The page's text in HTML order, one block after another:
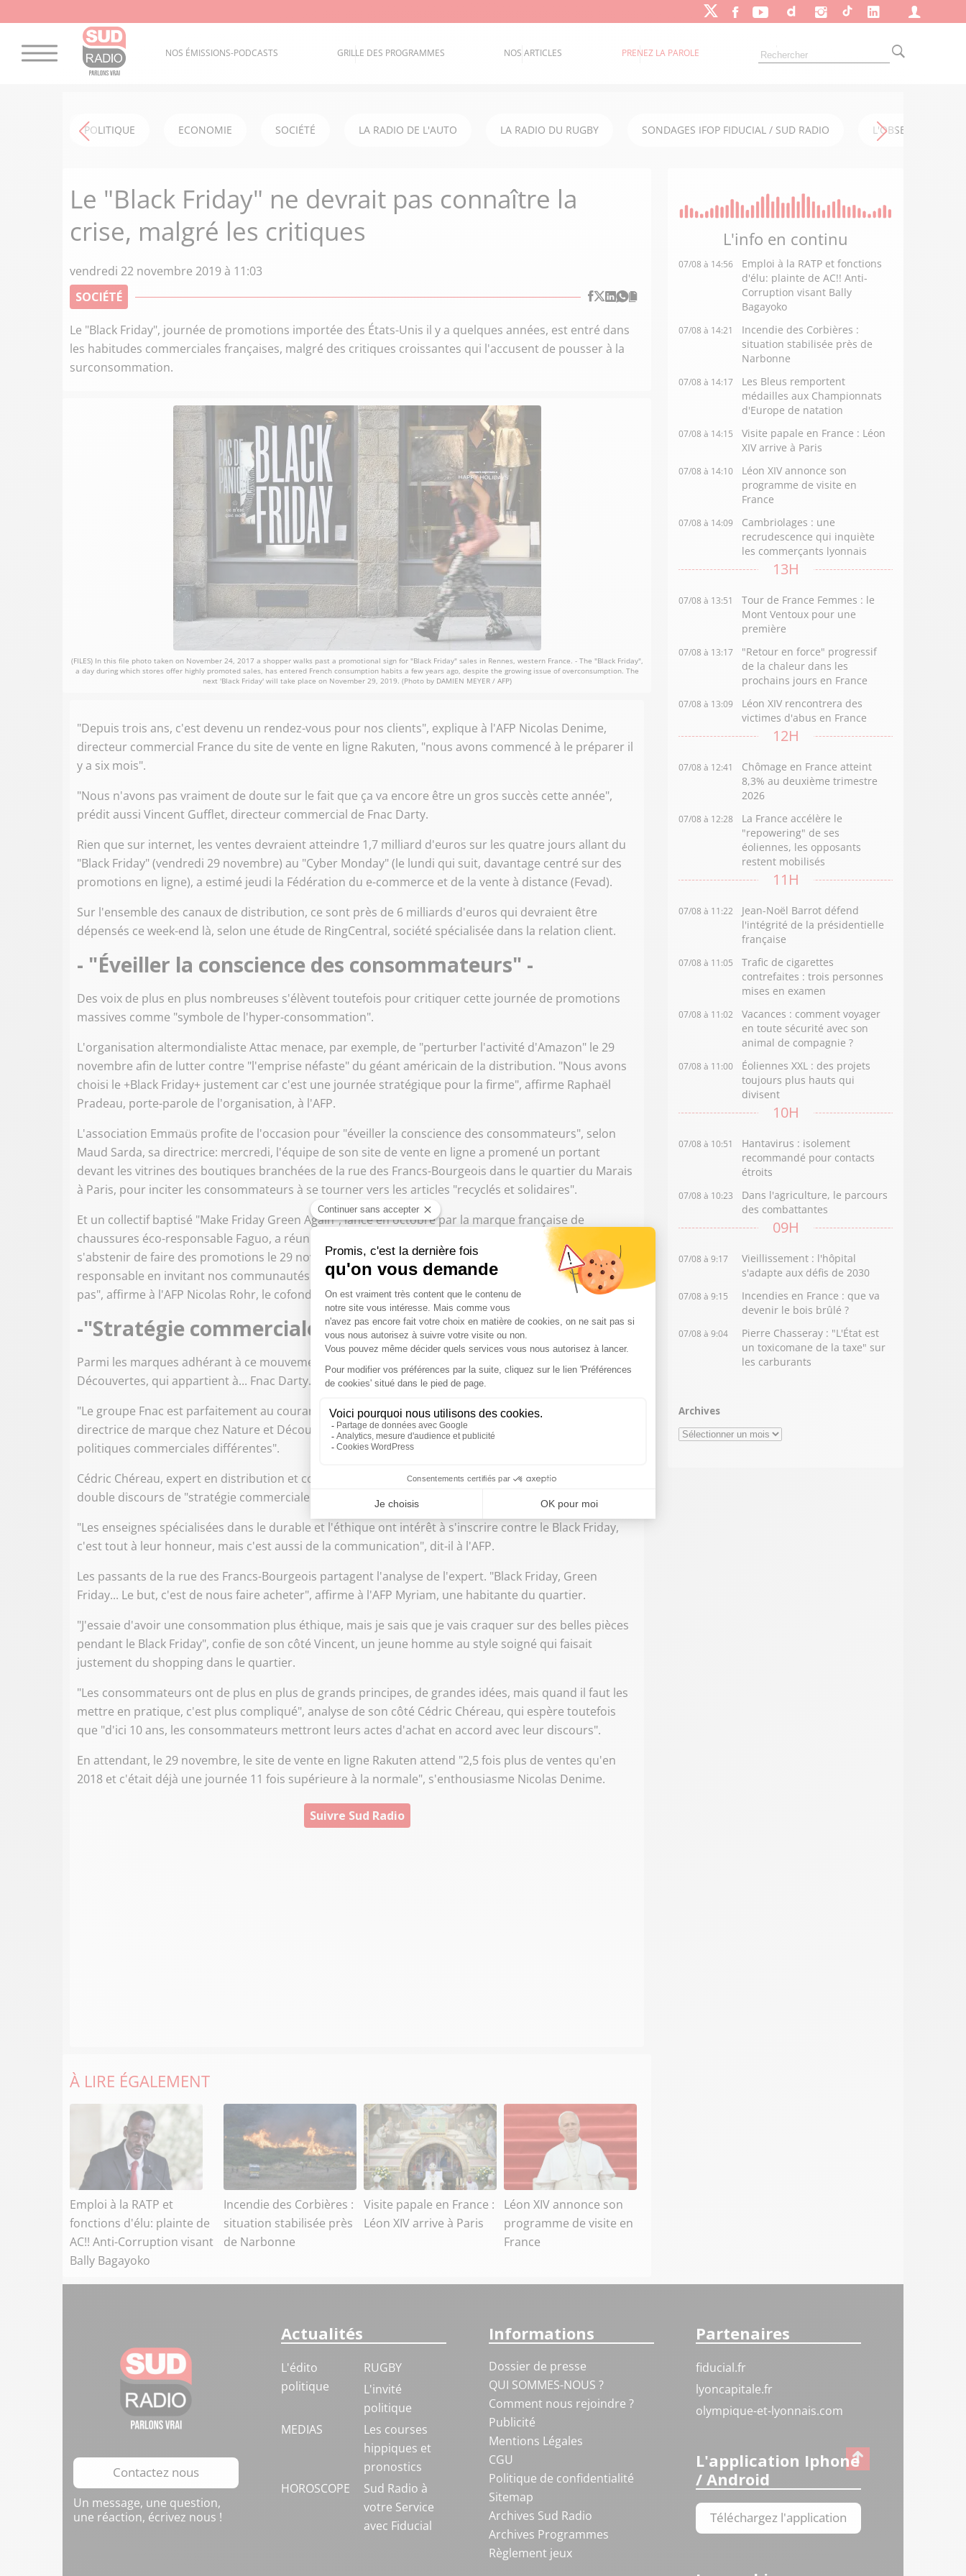
NOS ÉMISSIONS-PODCASTS GRILLE DES PROGRAMMES NOS ARTICLES PRENEZ LA PAROLE
POLITIQUE ECONOMIE SOCIÉTÉ LA RADIO DE L'AUTO LA RADIO DU RUGBY SONDAGES IFOP FIDUCIAL / SUD RADIO L'OBSERVATOIRE
Le "Black Friday" ne devrait pas connaître la
crise, malgré les critiques
vendredi 22 novembre 2019 à 11:03
SOCIÉTÉ
Le "Black Friday", journée de promotions importée des États-Unis il y a quelques années, est entré dans
les habitudes commerciales françaises, malgré des critiques croissantes qui l'accusent de pousser à la
surconsommation.
(FILES) In this file photo taken on November 24, 2017 a shopper walks past a promotional sign for "Black Friday" sales in Rennes, western France. - The "Black Friday",
a day during which stores offer highly promoted sales, has entered French consumption habits a few years ago, despite the growing issue of overconsumption. The
next 'Black Friday' will take place on November 29, 2019. (Photo by DAMIEN MEYER / AFP)
"Depuis trois ans, c'est devenu un rendez-vous pour nos clients", explique à l'AFP Nicolas Denime,
directeur commercial France du site de vente en ligne Rakuten, "nous avons commencé à le préparer il
y a six mois".
"Nous n'avons pas vraiment de doute sur le fait que ça va encore être un gros succès cette année",
prédit aussi Vincent Gufflet, directeur commercial de Fnac Darty.
Rien que sur internet, les ventes devraient atteindre 1,7 milliard d'euros sur les quatre jours allant du
"Black Friday" (vendredi 29 novembre) au "Cyber Monday" (le lundi qui suit, davantage centré sur des
promotions en ligne), a estimé jeudi la Fédération du e-commerce et de la vente à distance (Fevad).
Sur l'ensemble des canaux de distribution, ce sont près de 6 milliards d'euros qui devraient être
dépensés ce week-end là, selon une étude de RingCentral, société spécialisée dans la relation client.
- "Éveiller la conscience des consommateurs" -
Des voix de plus en plus nombreuses s'élèvent toutefois pour critiquer cette journée de promotions
massives comme "symbole de l'hyper-consommation".
L'organisation altermondialiste Attac menace, par exemple, de "perturber l'activité d'Amazon" le 29
novembre afin de lutter contre "l'emprise néfaste" du géant américain de la distribution. "Nous avons
choisi le +Black Friday+ justement car c'est une journée stratégique pour la firme", affirme Raphaël
Pradeau, porte-parole de l'organisation, à l'AFP.
L'association Emmaüs profite de l'occasion pour "éveiller la conscience des consommateurs", selon
Maud Sarda, sa directrice: mercredi, l'équipe de son site de vente en ligne a promené un portant
devant les vitrines des boutiques branchées de la rue des Francs-Bourgeois dans le quartier du Marais
à Paris, pour inciter les consommateurs à se tourner vers les articles "recyclés et solidaires".
Et un collectif baptisé "Make Friday Green Again", lancé en octobre par la marque française de
chaussures éco-responsable Faguo, a réuni plus de 500 marques, majoritairement françaises, qui vont
s'abstenir de faire des promotions le 29 novembre "pour mettre en valeur une consommation plus
responsable en invitant nos communautés à réparer, donner et revendre les produits qu'ils n'utilisent
pas", affirme à l'AFP Nicolas Rohr, le cofondateur de Faguo.
-"Stratégie commerciale"-
Parmi les marques adhérant à ce mouvement, on trouve de grandes enseignes telles que Nature et
Découvertes, qui appartient à... Fnac Darty.
"Le groupe Fnac est parfaitement au courant de notre démarche", assure à l'AFP Fanny Auger,
directrice de marque chez Nature et Découvertes, évoquant "deux belles enseignes qui ont des
politiques commerciales différentes".
Cédric Chéreau, expert en distribution et co-fondateur de la start-up UntieNots, qualifie plutôt ce
double discours de "stratégie commerciale".
"Les enseignes spécialisées dans le durable et l'éthique ont intérêt à s'inscrire contre le Black Friday,
c'est tout à leur honneur, mais c'est aussi de la communication", dit-il à l'AFP.
Les passants de la rue des Francs-Bourgeois partagent l'analyse de l'expert. "Black Friday, Green
Friday... Le but, c'est de nous faire acheter", affirme à l'AFP Myriam, une habitante du quartier.
"J'essaie d'avoir une consommation plus éthique, mais je sais que je vais craquer sur des belles pièces
pendant le Black Friday", confie de son côté Vincent, un jeune homme au style soigné qui faisait
justement du shopping dans le quartier.
"Les consommateurs ont de plus en plus de grands principes, de grandes idées, mais quand il faut les
mettre en pratique, c'est plus compliqué", analyse de son côté Cédric Chéreau, qui espère toutefois
que "d'ici 10 ans, les consommateurs mettront leurs actes d'achat en accord avec leur discours".
En attendant, le 29 novembre, le site de vente en ligne Rakuten attend "2,5 fois plus de ventes qu'en
2018 et c'était déjà une journée 11 fois supérieure à la normale", s'enthousiasme Nicolas Denime.
Suivre Sud Radio
À LIRE ÉGALEMENT
Emploi à la RATP et
fonctions d'élu: plainte de
AC!! Anti-Corruption visant
Bally Bagayoko
Incendie des Corbières :
situation stabilisée près
de Narbonne
Visite papale en France :
Léon XIV arrive à Paris
Léon XIV annonce son
programme de visite en
France
L'info en continu
07/08 à 14:56
Emploi à la RATP et fonctions
d'élu: plainte de AC!! Anti-
Corruption visant Bally
Bagayoko
07/08 à 14:21
Incendie des Corbières :
situation stabilisée près de
Narbonne
07/08 à 14:17
Les Bleus remportent
médailles aux Championnats
d'Europe de natation
07/08 à 14:15
Visite papale en France : Léon
XIV arrive à Paris
07/08 à 14:10
Léon XIV annonce son
programme de visite en
France
07/08 à 14:09
Cambriolages : une
recrudescence qui inquiète
les commerçants lyonnais
13H
07/08 à 13:51
Tour de France Femmes : le
Mont Ventoux pour une
première
07/08 à 13:17
"Retour en force" progressif
de la chaleur dans les
prochains jours en France
07/08 à 13:09
Léon XIV rencontrera des
victimes d'abus en France
12H
07/08 à 12:41
Chômage en France atteint
8,3% au deuxième trimestre
2026
07/08 à 12:28
La France accélère le
"repowering" de ses
éoliennes, les opposants
restent mobilisés
11H
07/08 à 11:22
Jean-Noël Barrot défend
l'intégrité de la présidentielle
française
07/08 à 11:05
Trafic de cigarettes
contrefaites : trois personnes
mises en examen
07/08 à 11:02
Vacances : comment voyager
en toute sécurité avec son
animal de compagnie ?
07/08 à 11:00
Éoliennes XXL : des projets
toujours plus hauts qui
divisent
10H
07/08 à 10:51
Hantavirus : isolement
recommandé pour contacts
étroits
07/08 à 10:23
Dans l'agriculture, le parcours
des combattantes
09H
07/08 à 9:17
Vieillissement : l'hôpital
s'adapte aux défis de 2030
07/08 à 9:15
Incendies en France : que va
devenir le bois brûlé ?
07/08 à 9:04
Pierre Chasseray : "L'État est
un toxicomane de la taxe" sur
les carburants
Archives
Archives
Contactez nous
Un message, une question,
une réaction, écrivez nous !
Actualités
L'édito
politique
RUGBY
L'invité
politique
MEDIAS
Les courses
hippiques et
pronostics
HOROSCOPE
Sud Radio à
votre Service
avec Fiducial
Informations
Dossier de presse
QUI SOMMES-NOUS ?
Comment nous rejoindre ?
Publicité
Mentions Légales
CGU
Politique de confidentialité
Sitemap
Archives Sud Radio
Archives Programmes
Règlement jeux
Partenaires
fiducial.fr
lyoncapitale.fr
olympique-et-lyonnais.com
L'application Iphone
/ Android
Téléchargez l'application